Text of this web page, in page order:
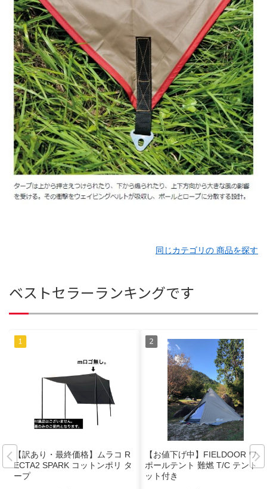
同じカテゴリの 商品を探す
ベストセラーランキングです
【訳あり・最終価格】ムラコ R
ECTA2 SPARK コットンポリ タ
ープ
【お値下げ中】FIELDOOR ワン
ポールテント 難燃 T/C テントハ
ット付き